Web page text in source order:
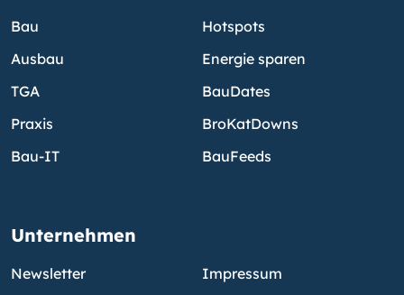
Bau
Ausbau
TGA
Praxis
Bau-IT
Hotspots
Energie sparen
BauDates
BroKatDowns
BauFeeds
Unternehmen
Newsletter
Impressum